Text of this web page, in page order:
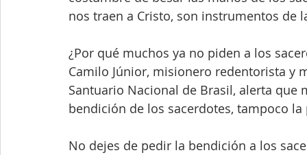
nos traen a Cristo, son instrumentos de
¿Por qué muchos ya no piden a los
Camilo Júnior, misionero redentorista y
Santuario Nacional de Brasil, alerta que
bendición de los sacerdotes, tampoco
No dejes de pedir la bendición a los